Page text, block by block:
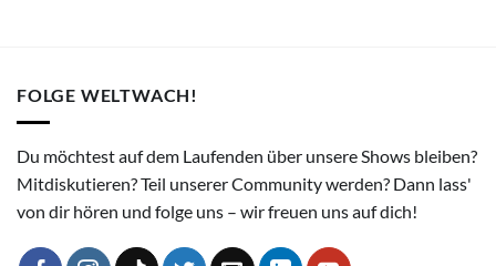
FOLGE WELTWACH!
Du möchtest auf dem Laufenden über unsere Shows bleiben?
Mitdiskutieren? Teil unserer Community werden? Dann lass'
von dir hören und folge uns – wir freuen uns auf dich!